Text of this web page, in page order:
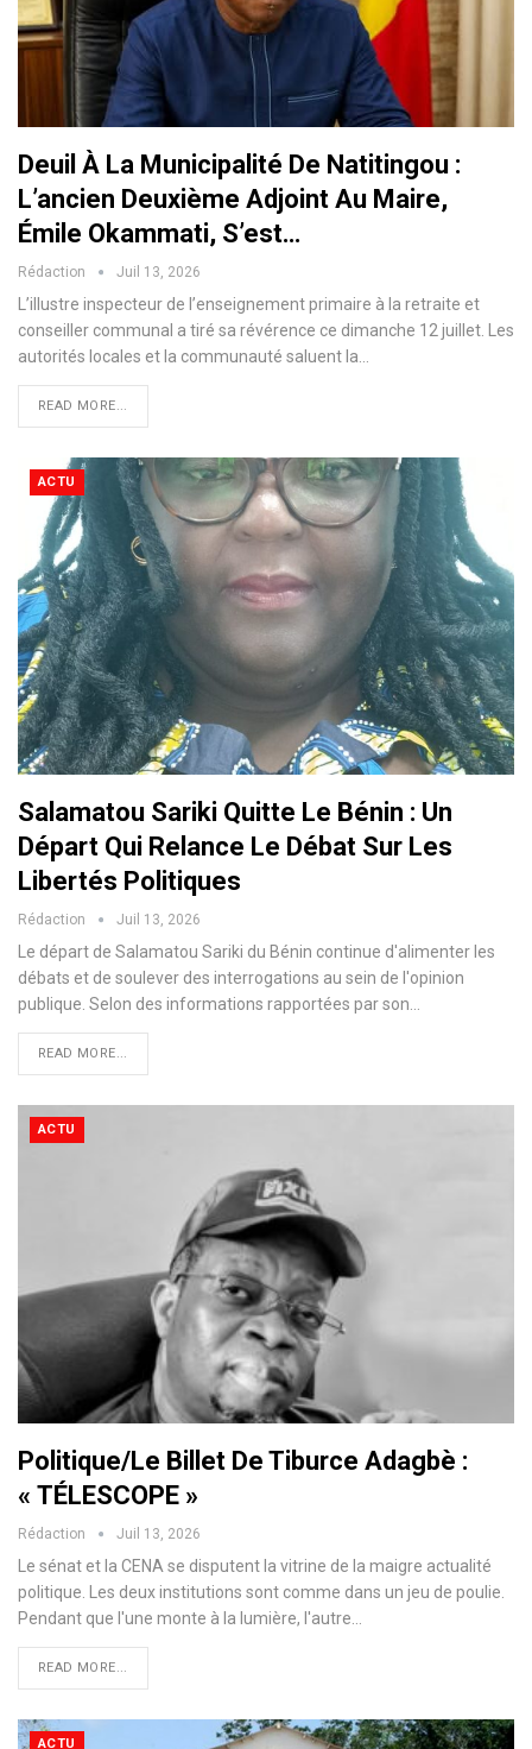
Deuil À La Municipalité De Natitingou :
L’ancien Deuxième Adjoint Au Maire,
Émile Okammati, S’est…
Rédaction Juil 13, 2026
​L’illustre inspecteur de l’enseignement primaire à la retraite et
conseiller communal a tiré sa révérence ce dimanche 12 juillet. Les
autorités locales et la communauté saluent la…
READ MORE...
ACTU
Salamatou Sariki Quitte Le Bénin : Un
Départ Qui Relance Le Débat Sur Les
Libertés Politiques
Rédaction Juil 13, 2026
Le départ de Salamatou Sariki du Bénin continue d'alimenter les
débats et de soulever des interrogations au sein de l'opinion
publique. Selon des informations rapportées par son…
READ MORE...
ACTU
Politique/Le Billet De Tiburce Adagbè :
« TÉLESCOPE »
Rédaction Juil 13, 2026
Le sénat et la CENA se disputent la vitrine de la maigre actualité
politique. Les deux institutions sont comme dans un jeu de poulie.
Pendant que l'une monte à la lumière, l'autre…
READ MORE...
ACTU